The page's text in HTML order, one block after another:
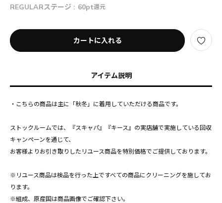
REGULARステージ : 60pt還元
カートに入れる
アイテム説明
・こちらの商品は主に「秋冬」に着用していただける商品です。
ストックルームでは、『スキャパ』『キース』の実店舗で実施している回収
キャンペーンを通じて、
お客様よりお引き取りしたリユース商品を特別価格でご提供しております。
※リユース商品は検品を行った上ですべての商品にクリーニングを施してお
ります。
※組成、原産国は商品画像でご確認下さい。